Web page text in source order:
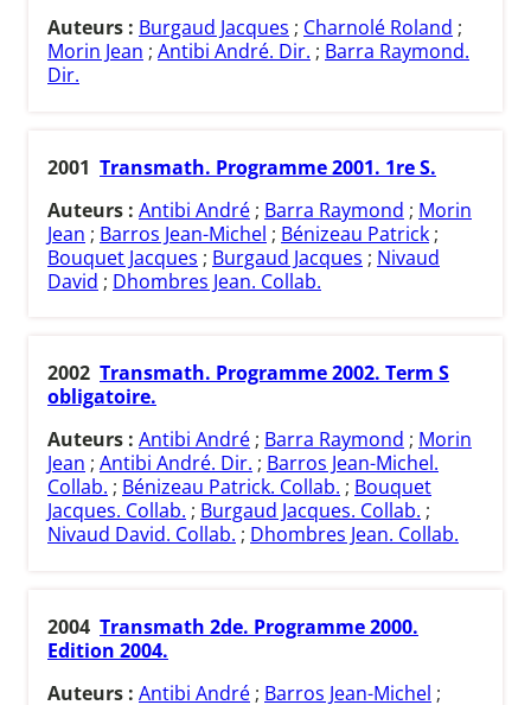
Auteurs : Burgaud Jacques ; Charnolé Roland ;
Morin Jean ; Antibi André. Dir. ; Barra Raymond.
Dir.
2001 Transmath. Programme 2001. 1re S.
Auteurs : Antibi André ; Barra Raymond ; Morin
Jean ; Barros Jean-Michel ; Bénizeau Patrick ;
Bouquet Jacques ; Burgaud Jacques ; Nivaud
David ; Dhombres Jean. Collab.
2002 Transmath. Programme 2002. Term S
obligatoire.
Auteurs : Antibi André ; Barra Raymond ; Morin
Jean ; Antibi André. Dir. ; Barros Jean-Michel.
Collab. ; Bénizeau Patrick. Collab. ; Bouquet
Jacques. Collab. ; Burgaud Jacques. Collab. ;
Nivaud David. Collab. ; Dhombres Jean. Collab.
2004 Transmath 2de. Programme 2000.
Edition 2004.
Auteurs : Antibi André ; Barros Jean-Michel ;